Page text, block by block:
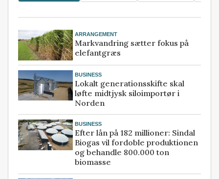
ARRANGEMENT
Markvandring sætter fokus på
elefantgræs
BUSINESS
Lokalt generationsskifte skal
løfte midtjysk siloimportør i
Norden
BUSINESS
Efter lån på 182 millioner: Sindal
Biogas vil fordoble produktionen
og behandle 800.000 ton
biomasse